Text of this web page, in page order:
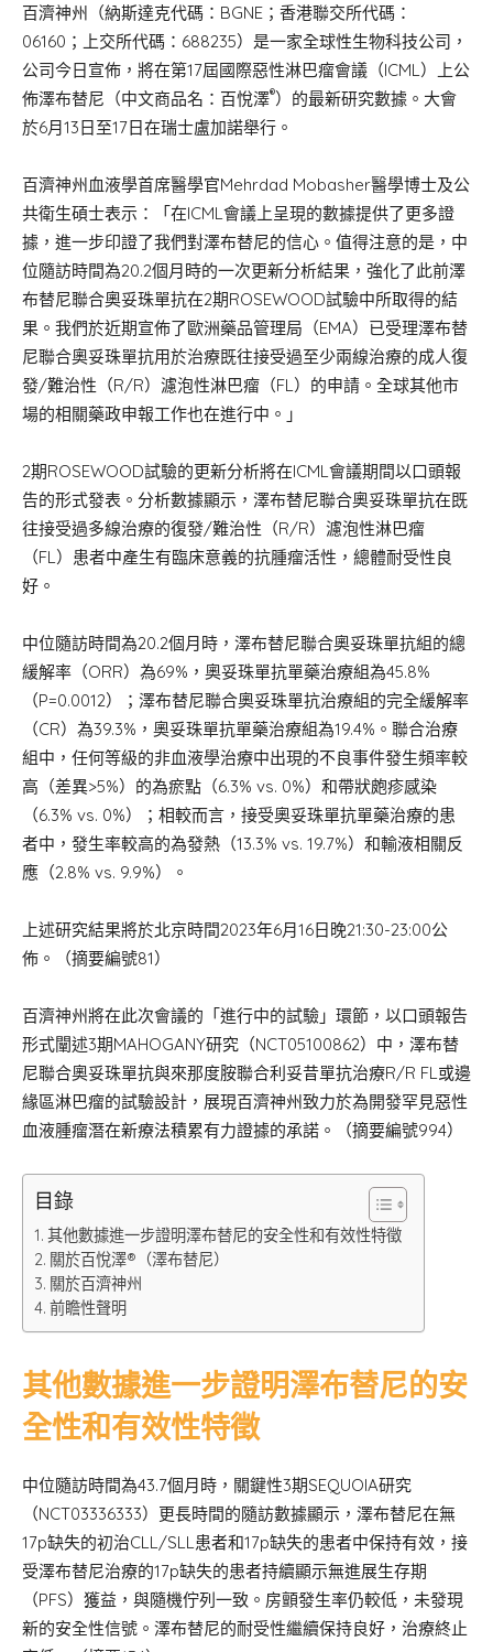
百濟神州（納斯達克代碼：BGNE；香港聯交所代碼：
06160；上交所代碼：688235）是一家全球性生物科技公司，
公司今日宣佈，將在第17屆國際惡性淋巴瘤會議（ICML）上公
佈澤布替尼（中文商品名：百悅澤®）的最新研究數據。大會
於6月13日至17日在瑞士盧加諾舉行。
百濟神州血液學首席醫學官Mehrdad Mobasher醫學博士及公
共衛生碩士表示：「在ICML會議上呈現的數據提供了更多證
據，進一步印證了我們對澤布替尼的信心。值得注意的是，中
位隨訪時間為20.2個月時的一次更新分析結果，強化了此前澤
布替尼聯合奧妥珠單抗在2期ROSEWOOD試驗中所取得的結
果。我們於近期宣佈了歐洲藥品管理局（EMA）已受理澤布替
尼聯合奧妥珠單抗用於治療既往接受過至少兩線治療的成人復
發/難治性（R/R）濾泡性淋巴瘤（FL）的申請。全球其他市
場的相關藥政申報工作也在進行中。」
2期ROSEWOOD試驗的更新分析將在ICML會議期間以口頭報
告的形式發表。分析數據顯示，澤布替尼聯合奧妥珠單抗在既
往接受過多線治療的復發/難治性（R/R）濾泡性淋巴瘤
（FL）患者中產生有臨床意義的抗腫瘤活性，總體耐受性良
好。
中位隨訪時間為20.2個月時，澤布替尼聯合奧妥珠單抗組的總
緩解率（ORR）為69%，奧妥珠單抗單藥治療組為45.8%
（P=0.0012）；澤布替尼聯合奧妥珠單抗治療組的完全緩解率
（CR）為39.3%，奧妥珠單抗單藥治療組為19.4%。聯合治療
組中，任何等級的非血液學治療中出現的不良事件發生頻率較
高（差異>5%）的為瘀點（6.3% vs. 0%）和帶狀皰疹感染
（6.3% vs. 0%）；相較而言，接受奧妥珠單抗單藥治療的患
者中，發生率較高的為發熱（13.3% vs. 19.7%）和輸液相關反
應（2.8% vs. 9.9%）。
上述研究結果將於北京時間2023年6月16日晚21:30-23:00公
佈。（摘要編號81）
百濟神州將在此次會議的「進行中的試驗」環節，以口頭報告
形式闡述3期MAHOGANY研究（NCT05100862）中，澤布替
尼聯合奧妥珠單抗與來那度胺聯合利妥昔單抗治療R/R FL或邊
緣區淋巴瘤的試驗設計，展現百濟神州致力於為開發罕見惡性
血液腫瘤潛在新療法積累有力證據的承諾。（摘要編號994）
目錄
其他數據進一步證明澤布替尼的安全性和有效性特徵
關於百悅澤®（澤布替尼）
關於百濟神州
前瞻性聲明
其他數據進一步證明澤布替尼的安
全性和有效性特徵
中位隨訪時間為43.7個月時，關鍵性3期SEQUOIA研究
（NCT03336333）更長時間的隨訪數據顯示，澤布替尼在無
17p缺失的初治CLL/SLL患者和17p缺失的患者中保持有效，接
受澤布替尼治療的17p缺失的患者持續顯示無進展生存期
（PFS）獲益，與隨機佇列一致。房顫發生率仍較低，未發現
新的安全性信號。澤布替尼的耐受性繼續保持良好，治療終止